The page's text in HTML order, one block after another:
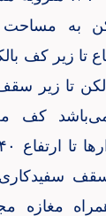
تا زیر
می‌باشد کف
سقف
مغازه